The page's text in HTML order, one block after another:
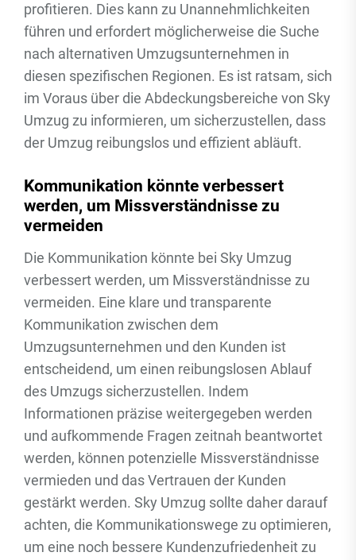
profitieren. Dies kann zu Unannehmlichkeiten
führen und erfordert möglicherweise die Suche
nach alternativen Umzugsunternehmen in
diesen spezifischen Regionen. Es ist ratsam, sich
im Voraus über die Abdeckungsbereiche von Sky
Umzug zu informieren, um sicherzustellen, dass
der Umzug reibungslos und effizient abläuft.
Kommunikation könnte verbessert
werden, um Missverständnisse zu
vermeiden
Die Kommunikation könnte bei Sky Umzug
verbessert werden, um Missverständnisse zu
vermeiden. Eine klare und transparente
Kommunikation zwischen dem
Umzugsunternehmen und den Kunden ist
entscheidend, um einen reibungslosen Ablauf
des Umzugs sicherzustellen. Indem
Informationen präzise weitergegeben werden
und aufkommende Fragen zeitnah beantwortet
werden, können potenzielle Missverständnisse
vermieden und das Vertrauen der Kunden
gestärkt werden. Sky Umzug sollte daher darauf
achten, die Kommunikationswege zu optimieren,
um eine noch bessere Kundenzufriedenheit zu